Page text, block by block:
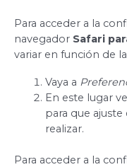
Para acceder a la
navegador Safari
variar en función de
Vaya a
En este lugar
para que
realizar.
Para acceder a la